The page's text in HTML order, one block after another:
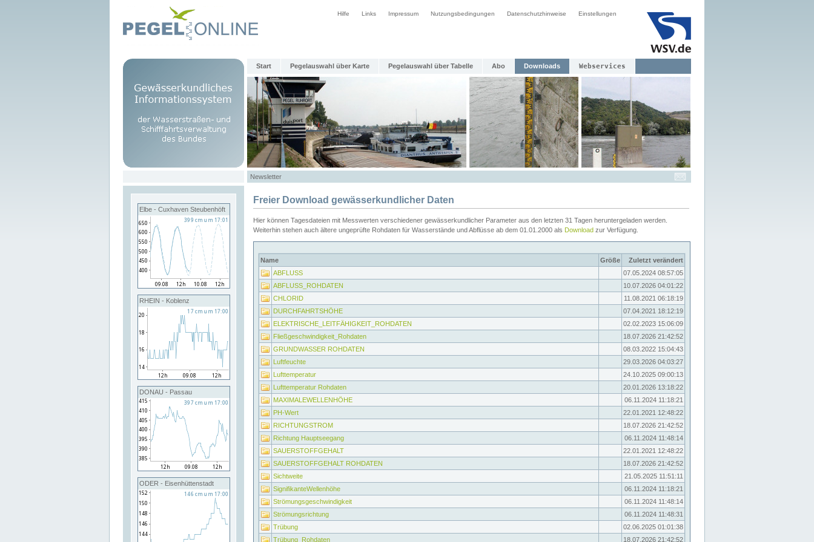
Hilfe Links Impressum Nutzungsbedingungen Datenschutzhinweise Einstellungen
Start Pegelauswahl über Karte Pegelauswahl über Tabelle Abo Downloads Webservices
Newsletter
Elbe - Cuxhaven Steubenhöft
RHEIN - Koblenz
DONAU - Passau
ODER - Eisenhüttenstadt
Freier Download gewässerkundlicher Daten
Hier können Tagesdateien mit Messwerten verschiedener gewässerkundlicher Parameter aus den letzten 31 Tagen heruntergeladen werden.
Weiterhin stehen auch ältere ungeprüfte Rohdaten für Wasserstände und Abflüsse ab dem 01.01.2000 als Download zur Verfügung.
Name Größe
Zuletzt verändert
ABFLUSS
07.05.2024 08:57:05
ABFLUSS_ROHDATEN
10.07.2026 04:01:22
CHLORID
11.08.2021 06:18:19
DURCHFAHRTSHÖHE
07.04.2021 18:12:19
ELEKTRISCHE_LEITFÄHIGKEIT_ROHDATEN
02.02.2023 15:06:09
Fließgeschwindigkeit_Rohdaten
18.07.2026 21:42:52
GRUNDWASSER ROHDATEN
08.03.2022 15:04:43
Luftfeuchte
29.03.2026 04:03:27
Lufttemperatur
24.10.2025 09:00:13
Lufttemperatur Rohdaten
20.01.2026 13:18:22
MAXIMALEWELLENHÖHE
06.11.2024 11:18:21
PH-Wert
22.01.2021 12:48:22
RICHTUNGSTROM
18.07.2026 21:42:52
Richtung Hauptseegang
06.11.2024 11:48:14
SAUERSTOFFGEHALT
22.01.2021 12:48:22
SAUERSTOFFGEHALT ROHDATEN
18.07.2026 21:42:52
Sichtweite
21.05.2025 11:51:11
SignifikanteWellenhöhe
06.11.2024 11:18:21
Strömungsgeschwindigkeit
06.11.2024 11:48:14
Strömungsrichtung
06.11.2024 11:48:31
Trübung
02.06.2025 01:01:38
Trübung_Rohdaten
18.07.2026 21:42:52